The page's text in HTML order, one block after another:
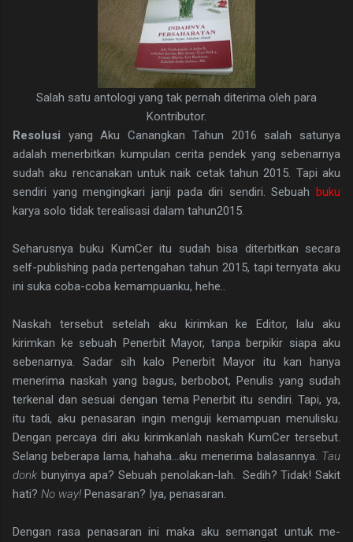
Salah satu antologi yang tak pernah diterima oleh para
Kontributor.
Resolusi yang Aku Canangkan Tahun 2016 salah satunya
adalah menerbitkan kumpulan cerita pendek yang sebenarnya
sudah aku rencanakan untuk naik cetak tahun 2015. Tapi aku
sendiri yang mengingkari janji pada diri sendiri. Sebuah buku
karya solo tidak terealisasi dalam tahun2015.
Seharusnya buku KumCer itu sudah bisa diterbitkan secara
self-publishing pada pertengahan tahun 2015, tapi ternyata aku
ini suka coba-coba kemampuanku, hehe..
Naskah tersebut setelah aku kirimkan ke Editor, lalu aku
kirimkan ke sebuah Penerbit Mayor, tanpa berpikir siapa aku
sebenarnya. Sadar sih kalo Penerbit Mayor itu kan hanya
menerima naskah yang bagus, berbobot, Penulis yang sudah
terkenal dan sesuai dengan tema Penerbit itu sendiri. Tapi, ya,
itu tadi, aku penasaran ingin menguji kemampuan menulisku.
Dengan percaya diri aku kirimkanlah naskah KumCer tersebut.
Selang beberapa lama, hahaha...aku menerima balasannya. Tau
donk bunyinya apa? Sebuah penolakan-lah. Sedih? Tidak! Sakit
hati? No way! Penasaran? Iya, penasaran.
Dengan rasa penasaran ini maka aku semangat untuk me-